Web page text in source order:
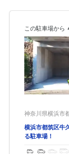
この駐車場から
神奈川県横浜市
横浜市都筑区牛
る駐車場！